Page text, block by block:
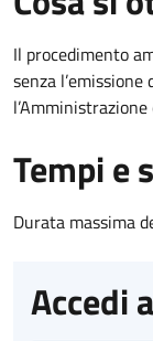
Il procedimento
senza
Tempi e
Durata massima
Accedi